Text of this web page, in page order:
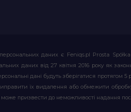
даних є Feniqs.pl Prosta
даних від 27 квітня 2016 року як
дані будуть зберігатися протягом
їх видалення або обмежити
призвести до неможливості надання